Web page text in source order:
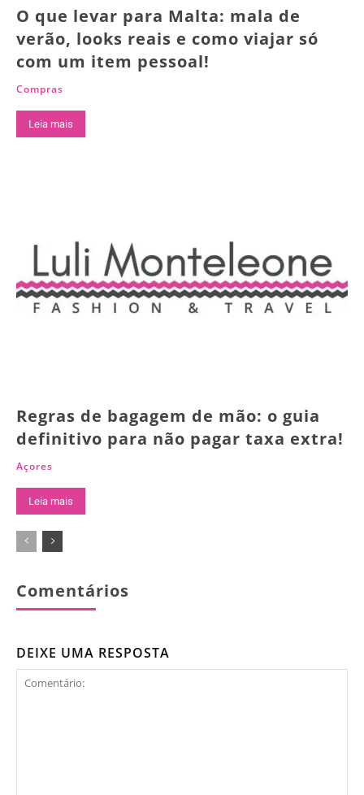
O que levar para Malta: mala de
verão, looks reais e como viajar só
com um item pessoal!
Compras
Leia mais
Regras de bagagem de mão: o guia
definitivo para não pagar taxa extra!
Açores
Leia mais
Comentários
DEIXE UMA RESPOSTA